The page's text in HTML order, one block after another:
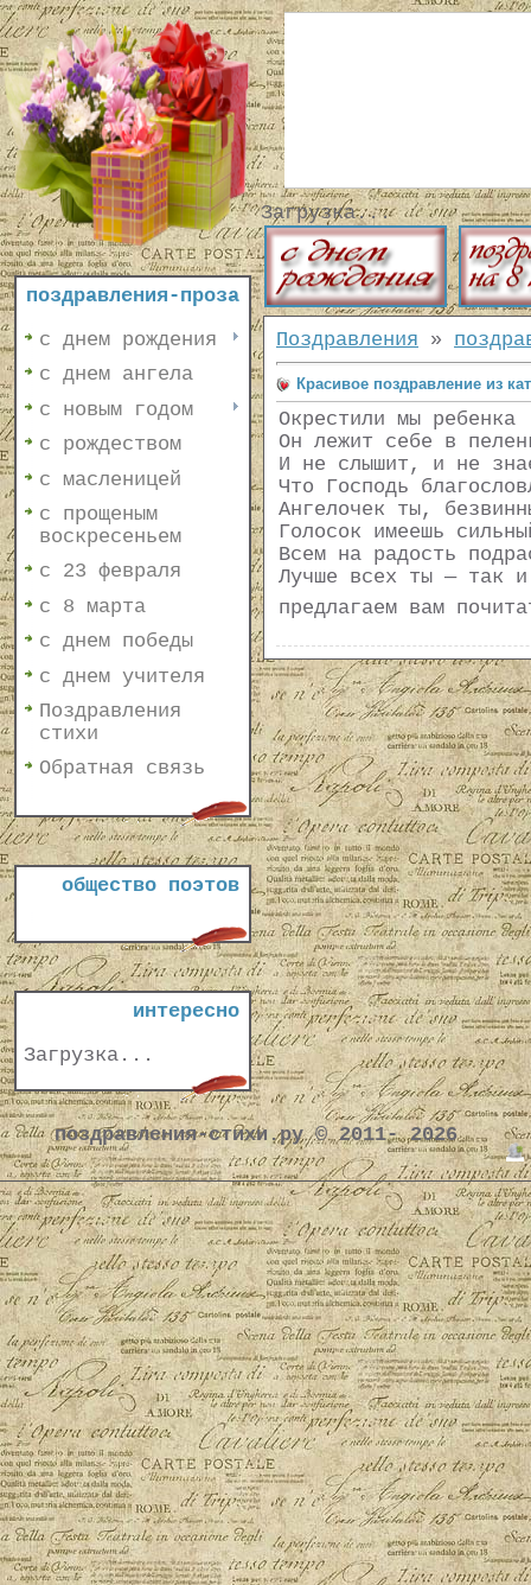
поздравления-проза
с днем рождения
с днем ангела
с новым годом
с рождеством
с масленицей
с прощеным
воскресеньем
с 23 февраля
с 8 марта
с днем победы
с днем учителя
Поздравления
стихи
Обратная связь
общество поэтов
интересно
Загрузка...
Загрузка...
Поздравления »
Красивое поздравление из
Окрестили мы ребенка
Он лежит себе в
И не слышит, и не
Что Господь
Ангелочек ты,
Голосок имеешь
Всем на радость
Лучше всех ты — так
предлагаем вам
поздравления-стихи.ру © 2011- 2026